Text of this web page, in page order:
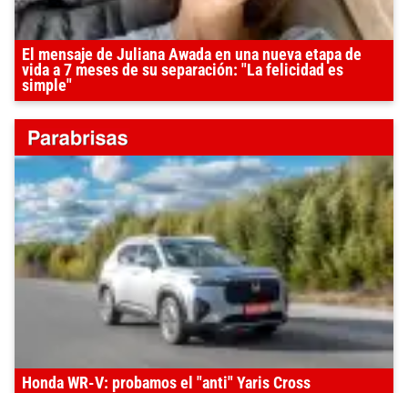
El mensaje de Juliana Awada en una nueva etapa de
vida a 7 meses de su separación: "La felicidad es
simple"
Honda WR-V: probamos el "anti" Yaris Cross